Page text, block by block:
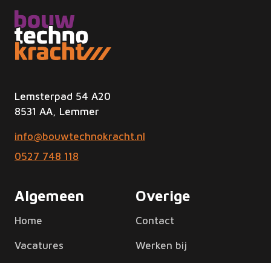
Lemsterpad 54 A20
8531 AA, Lemmer
info@bouwtechnokracht.nl
0527 748 118
Algemeen
Home
Vacatures
Overige
Contact
Werken bij